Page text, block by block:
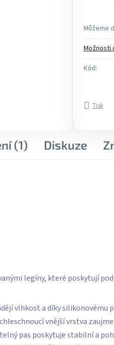
Můžeme
Možnosti
Kód:
Tisk
(1) Diskuze
legíny, které poskytují
vlhkost a díky silikonovému
vnější vrstva zaujme
pas poskytuje stabilní a